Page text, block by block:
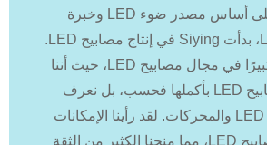
في عام 2005، على أساس مصدر ضوء LED وخبرة
تصنيع محرك LED، بدأت Siying في إنتاج مصابيح LED.
لقد حققنا تقدمًا كبيرًا في مجال مصابيح LED، حيث أننا
لا نعرف جيدًا مصابيح LED بأكملها فحسب، بل نعرف
جيدًا أيضًا مصابيح LED والمحركات. لقد رأينا الإمكانات
الكبيرة لسوق مصابيح LED، مما منحنا الكثير من الثقة